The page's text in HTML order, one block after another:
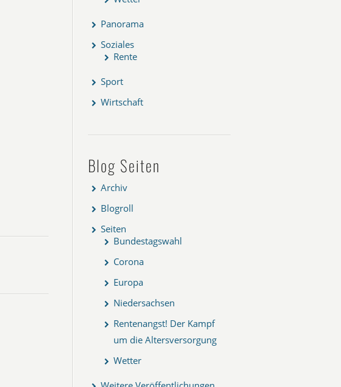
Panorama
Soziales
Rente
Sport
Wirtschaft
Blog Seiten
Archiv
Blogroll
Seiten
Bundestagswahl
Corona
Europa
Niedersachsen
Rentenangst! Der Kampf
um die Altersversorgung
Wetter